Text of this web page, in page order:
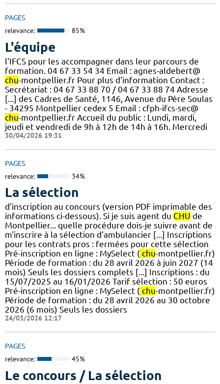
PAGES
relevance: 85%
L'équipe
l'IFCS pour les accompagner dans leur parcours de
formation. 04 67 33 54 34 Email : agnes-aldebert@
chu-montpellier.fr Pour plus d'information Contact :
Secrétariat : 04 67 33 88 70 / 04 67 33 88 74 Adresse
[...] des Cadres de Santé, 1146, Avenue du Père Soulas
- 34295 Montpellier cedex 5 Email : cfph-ifcs-sec@
chu-montpellier.fr Accueil du public : Lundi, mardi,
jeudi et vendredi de 9h à 12h de 14h à 16h. Mercredi
30/04/2026 19:31
PAGES
relevance: 34%
La sélection
d'inscription au concours (version PDF imprimable des
informations ci-dessous). Si je suis agent du CHU de
Montpellier... quelle procédure dois-je suivre avant de
m'inscrire à la sélection d'ambulancier [...] Inscriptions
pour les contrats pros : fermées pour cette sélection
Pré-inscription en ligne : MySelect ( chu-montpellier.fr)
Période de formation : du 28 avril 2026 à juin 2027 (14
mois) Seuls les dossiers complets [...] Inscriptions : du
15/07/2025 au 16/01/2026 Tarif sélection : 50 euros
Pré-inscription en ligne : MySelect ( chu-montpellier.fr)
Période de formation : du 28 avril 2026 au 30 octobre
2026 (6 mois) Seuls les dossiers
24/03/2026 12:17
PAGES
relevance: 45%
Le concours / La sélection